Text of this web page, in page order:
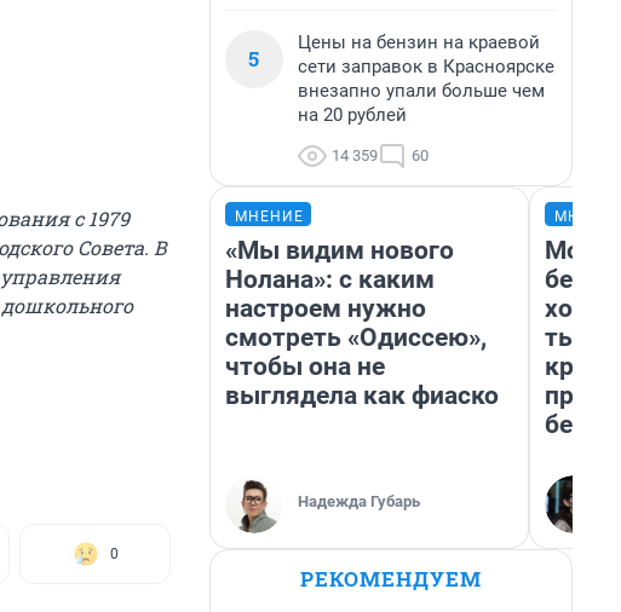
с 1979
Совета. В
0
5
Цены на бензин на краевой
сети заправок в Красноярске
внезапно упали больше чем
на 20 рублей
14 359 60
МНЕНИЕ
«Мы видим нового
Нолана»: с каким
настроем нужно
смотреть «Одиссею»,
чтобы она не
выглядела как фиаско
Надежда Губарь
Мой
РЕКОМЕНДУЕМ